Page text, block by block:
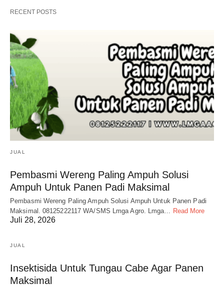
RECENT POSTS
JUAL
Pembasmi Wereng Paling Ampuh Solusi
Ampuh Untuk Panen Padi Maksimal
Pembasmi Wereng Paling Ampuh Solusi Ampuh Untuk Panen Padi
Maksimal. 08125222117 WA/SMS Lmga Agro. Lmga… Read More
Juli 28, 2026
JUAL
Insektisida Untuk Tungau Cabe Agar Panen
Maksimal